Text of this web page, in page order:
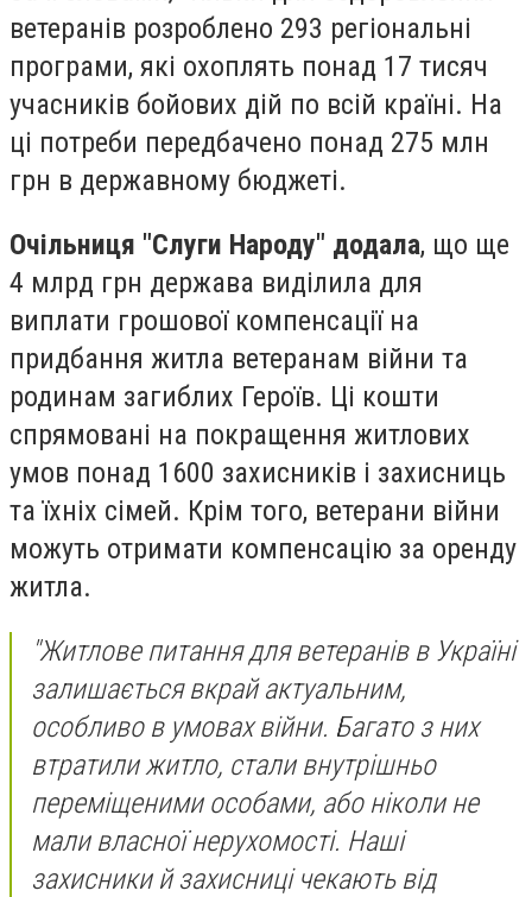
ветеранів розроблено 293 регіональні
програми, які охоплять понад 17 тисяч
учасників бойових дій по всій країні. На
ці потреби передбачено понад 275 млн
грн в державному бюджеті.
Очільниця "Слуги Народу" додала, що ще
4 млрд грн держава виділила для
виплати грошової компенсації на
придбання житла ветеранам війни та
родинам загиблих Героїв. Ці кошти
спрямовані на покращення житлових
умов понад 1600 захисників і захисниць
та їхніх сімей. Крім того, ветерани війни
можуть отримати компенсацію за оренду
житла.
"Житлове питання для ветеранів в Україні
залишається вкрай актуальним,
особливо в умовах війни. Багато з них
втратили житло, стали внутрішньо
переміщеними особами, або ніколи не
мали власної нерухомості. Наші
захисники й захисниці чекають від